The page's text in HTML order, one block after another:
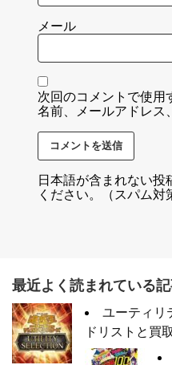
メール
次回のコメントで使用
名前、メールアドレス
日本語が含まれない
ください。（スパム対
最近よく読まれている
ユーティリ
ドリストと買